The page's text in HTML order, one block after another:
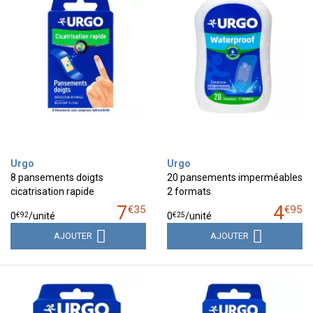
Urgo
8 pansements doigts
cicatrisation rapide
7€35
0€92/unité
AJOUTER
Urgo
20 pansements imperméables
2 formats
4€95
0€25/unité
AJOUTER